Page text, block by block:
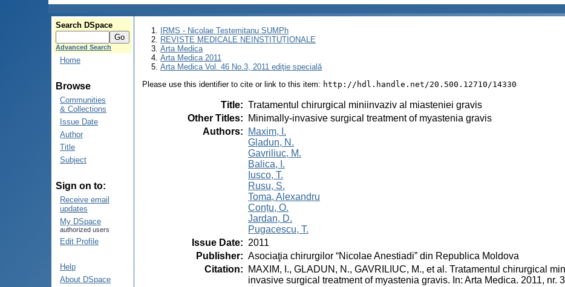
Search DSpace
Advanced Search
Home
Browse
Communities
& Collections
Issue Date
Author
Title
Subject
Sign on to:
Receive email
updates
My DSpace
authorized users
Edit Profile
Help
About DSpace
IRMS - Nicolae Testemitanu SUMPh
REVISTE MEDICALE NEINSTITUȚIONALE
Arta Medica
Arta Medica 2011
Arta Medica Vol. 46 No.3, 2011 ediţie specială
Please use this identifier to cite or link to this item: http://hdl.handle.net/20.500.12710/14330
Title: Tratamentul chirurgical miniinvaziv al miasteniei gravis
Other Titles:
Minimally-invasive surgical treatment of myastenia gravis
Authors:
Maxim, I.
Gladun, N.
Gavriliuc, M.
Balica, I.
Iusco, T.
Rusu, S.
Toma, Alexandru
Conțu, O.
Jardan, D.
Pugacescu, T.
Issue Date: 2011
Publisher: Asociaţia chirurgilor “Nicolae Anestiadi” din Republica Moldova
Citation:
MAXIM, I., GLADUN, N., GAVRILIUC, M., et al. Tratamentul chirurgical
invasive surgical treatment of myastenia gravis. In: Arta Medica. 2011, nr.